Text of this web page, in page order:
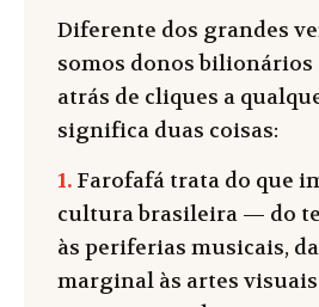
Diferente dos grandes
somos donos bilionários
atrás de cliques a
significa duas coisas:
1. Farofafá trata do que
cultura brasileira — do
às periferias musicais,
marginal às artes